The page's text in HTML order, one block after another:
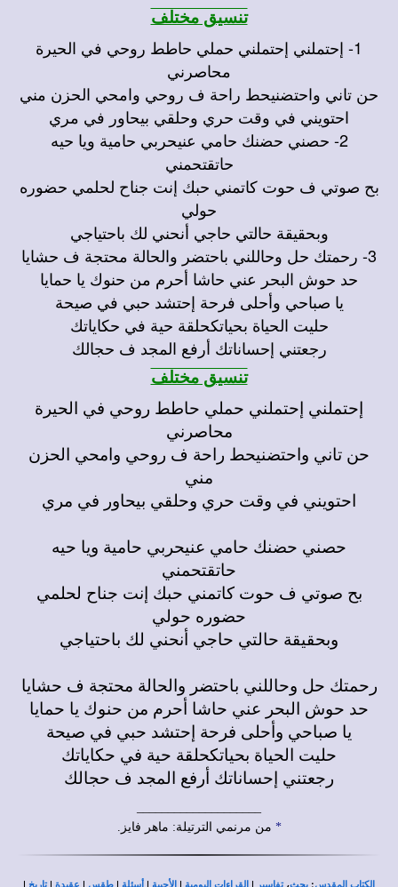
تنسيق مختلف
1- إحتملني إحتملني حملي حاطط روحي في الحيرة
محاصرني
حن تاني واحتضنيحط راحة ف روحي وامحي الحزن مني
احتويني في وقت حري وحلقي بيحاور في مري
2- حصني حضنك حامي عنيحربي حامية ويا حيه
حاتقتحمني
بح صوتي ف حوت كاتمني حبك إنت جناح لحلمي حضوره
حولي
وبحقيقة حالتي حاجي أنحني لك باحتياجي
3- رحمتك حل وحاللني باحتضر والحالة محتجة ف حشايا
حد حوش البحر عني حاشا أحرم من حنوك يا حمايا
يا صباحي وأحلى فرحة إحتشد حبي في صيحة
حليت الحياة بحياتكحلقة حية في حكاياتك
رجعتني إحساناتك أرفع المجد ف حجالك
تنسيق مختلف
إحتملني إحتملني حملي حاطط روحي في الحيرة
محاصرني
حن تاني واحتضنيحط راحة ف روحي وامحي الحزن
مني
احتويني في وقت حري وحلقي بيحاور في مري
حصني حضنك حامي عنيحربي حامية ويا حيه
حاتقتحمني
بح صوتي ف حوت كاتمني حبك إنت جناح لحلمي
حضوره حولي
وبحقيقة حالتي حاجي أنحني لك باحتياجي
رحمتك حل وحاللني باحتضر والحالة محتجة ف حشايا
حد حوش البحر عني حاشا أحرم من حنوك يا حمايا
يا صباحي وأحلى فرحة إحتشد حبي في صيحة
حليت الحياة بحياتكحلقة حية في حكاياتك
رجعتني إحساناتك أرفع المجد ف حجالك
* من مرنمي الترتيلة: ماهر فايز.
الكتاب المقدس: بحث،تفاسير | القراءات اليومية | الأجبية | أسئلة | طقس | عقيدة |تاريخ |